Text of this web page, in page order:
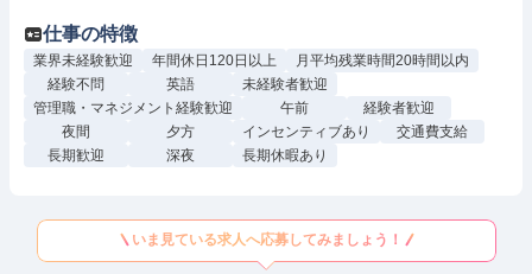
仕事の特徴
業界未経験歓迎 年間休日120日以上
月平均残業時間20時間以内
経験不問
英語
未経験者歓迎
管理職・マネジメント経験歓迎
午前
経験者歓迎
夜間
夕方 インセンティブあり
交通費支給
長期歓迎
深夜 長期休暇あり
いま見ている求人へ応募してみましょう！